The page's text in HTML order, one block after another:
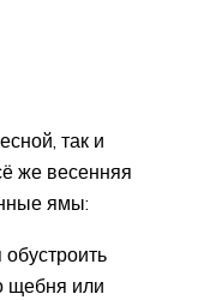
так и
же весенняя
ямы:
щебня или